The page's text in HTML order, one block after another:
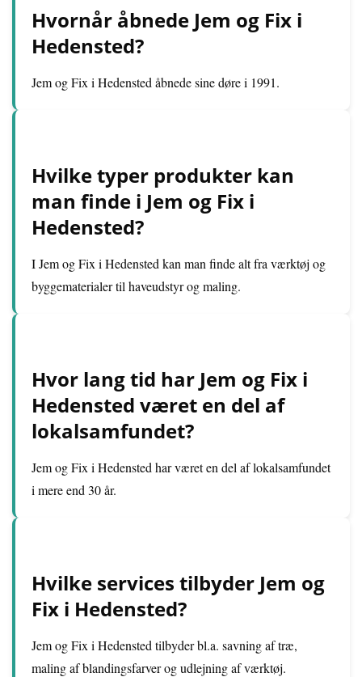
Hvornår åbnede Jem og Fix i
Hedensted?
Jem og Fix i Hedensted åbnede sine døre i 1991.
Hvilke typer produkter kan
man finde i Jem og Fix i
Hedensted?
I Jem og Fix i Hedensted kan man finde alt fra værktøj og
byggematerialer til haveudstyr og maling.
Hvor lang tid har Jem og Fix i
Hedensted været en del af
lokalsamfundet?
Jem og Fix i Hedensted har været en del af lokalsamfundet
i mere end 30 år.
Hvilke services tilbyder Jem og
Fix i Hedensted?
Jem og Fix i Hedensted tilbyder bl.a. savning af træ,
maling af blandingsfarver og udlejning af værktøj.